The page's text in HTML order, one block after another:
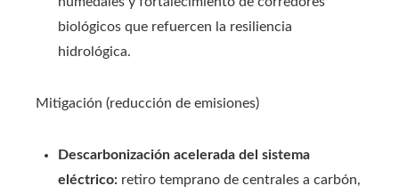
biológicos que refuercen la resiliencia
hidrológica.
Mitigación (reducción de emisiones)
Descarbonización acelerada del sistema
eléctrico: retiro temprano de centrales a carbón,